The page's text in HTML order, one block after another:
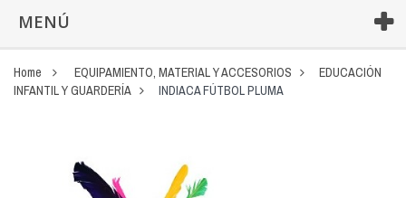
MENÚ
Home EQUIPAMIENTO, MATERIAL Y ACCESORIOS
EDUCACIÓN
INFANTIL Y GUARDERÍA
INDIACA FÚTBOL PLUMA